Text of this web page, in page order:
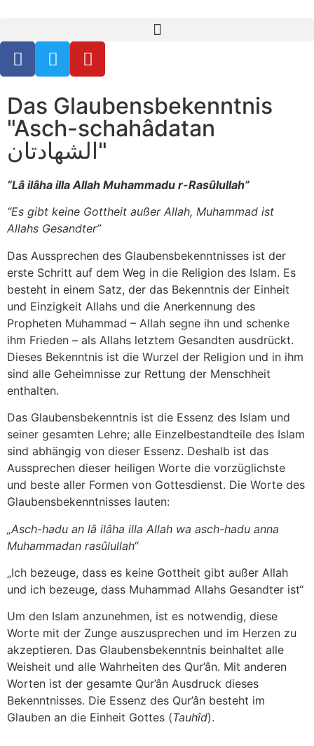
Schahada
Das Glaubensbekenntnis
"Asch-schahâdatan
الشهادتان"
“Lâ ilâha illa Allah Muhammadu r-Rasûlullah”
“Es gibt keine Gottheit außer Allah, Muhammad ist
Allahs Gesandter”
Das Aussprechen des Glaubensbekenntnisses ist der
erste Schritt auf dem Weg in die Religion des Islam. Es
besteht in einem Satz, der das Bekenntnis der Einheit
und Einzigkeit Allahs und die Anerkennung des
Propheten Muhammad – Allah segne ihn und schenke
ihm Frieden – als Allahs letztem Gesandten ausdrückt.
Dieses Bekenntnis ist die Wurzel der Religion und in ihm
sind alle Geheimnisse zur Rettung der Menschheit
enthalten.
Das Glaubensbekenntnis ist die Essenz des Islam und
seiner gesamten Lehre; alle Einzelbestandteile des Islam
sind abhängig von dieser Essenz. Deshalb ist das
Aussprechen dieser heiligen Worte die vorzüglichste
und beste aller Formen von Gottesdienst. Die Worte des
Glaubensbekenntnisses lauten:
„Asch-hadu an lâ ilâha illa Allah wa asch-hadu anna
Muhammadan rasûlullah“
„Ich bezeuge, dass es keine Gottheit gibt außer Allah
und ich bezeuge, dass Muhammad Allahs Gesandter ist“
Um den Islam anzunehmen, ist es notwendig, diese
Worte mit der Zunge auszusprechen und im Herzen zu
akzeptieren. Das Glaubensbekenntnis beinhaltet alle
Weisheit und alle Wahrheiten des Qur’ân. Mit anderen
Worten ist der gesamte Qur’ân Ausdruck dieses
Bekenntnisses. Die Essenz des Qur’ân besteht im
Glauben an die Einheit Gottes (Tauhîd).